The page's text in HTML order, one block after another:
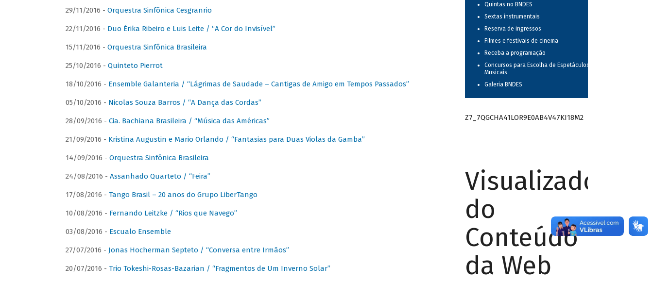
29/11/2016 - Orquestra Sinfônica Cesgranrio
22/11/2016 - Duo Érika Ribeiro e Luis Leite / “A Cor do Invisível”
15/11/2016 - Orquestra Sinfônica Brasileira
25/10/2016 - Quinteto Pierrot
18/10/2016 - Ensemble Galanteria / “Lágrimas de Saudade – Cantigas de Amigo em Tempos Passados”
05/10/2016 - Nicolas Souza Barros / “A Dança das Cordas”
28/09/2016 - Cia. Bachiana Brasileira / “Música das Américas”
21/09/2016 - Kristina Augustin e Mario Orlando / “Fantasias para Duas Violas da Gamba”
14/09/2016 - Orquestra Sinfônica Brasileira
24/08/2016 - Assanhado Quarteto / “Feira”
17/08/2016 - Tango Brasil – 20 anos do Grupo LiberTango
10/08/2016 - Fernando Leitzke / “Rios que Navego”
03/08/2016 - Escualo Ensemble
27/07/2016 - Jonas Hocherman Septeto / “Conversa entre Irmãos”
20/07/2016 - Trio Tokeshi-Rosas-Bazarian / “Fragmentos de Um Inverno Solar”
Quintas no BNDES
Sextas instrumentais
Reserva de ingressos
Filmes e festivais de cinema
Receba a programação
Concursos para Escolha de Espetáculos
Musicais
Galeria BNDES
Z7_7QGCHA41LOR9E0AB4V47KI18M2
Visualizador
do
Conteúdo
da Web